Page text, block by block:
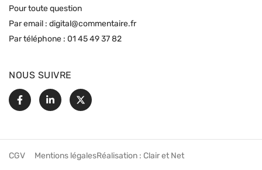
Pour toute question
Par email : digital@commentaire.fr
Par téléphone : 01 45 49 37 82
NOUS SUIVRE
FacebookLinkedin
X
CGV Mentions légalesRéalisation : Clair et Net